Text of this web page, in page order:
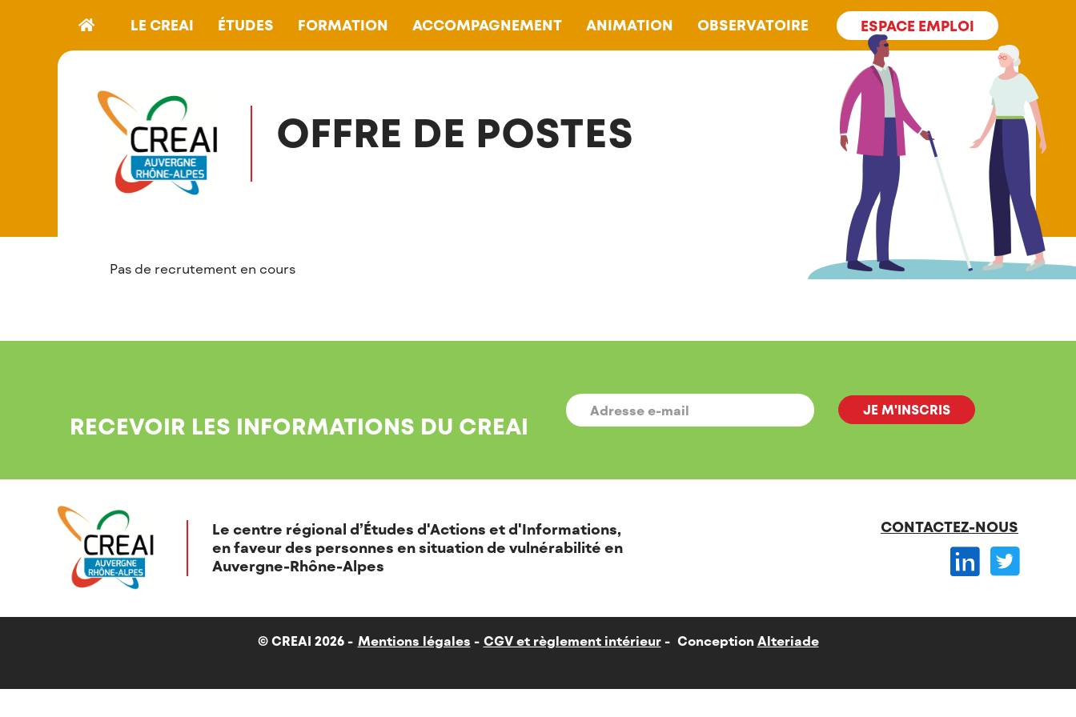
LE CREAI ÉTUDES FORMATION ACCOMPAGNEMENT ANIMATION OBSERVATOIRE ESPACE EMPLOI
OFFRE DE POSTES
Pas de recrutement en cours
RECEVOIR LES INFORMATIONS DU CREAI
E-
MAIL *
Le centre régional d’Études d'Actions et d'Informations,
en faveur des personnes en situation de vulnérabilité en
Auvergne-Rhône-Alpes
CONTACTEZ-NOUS
© CREAI 2026 - Mentions légales CGV et règlement intérieur Conception Alteriade